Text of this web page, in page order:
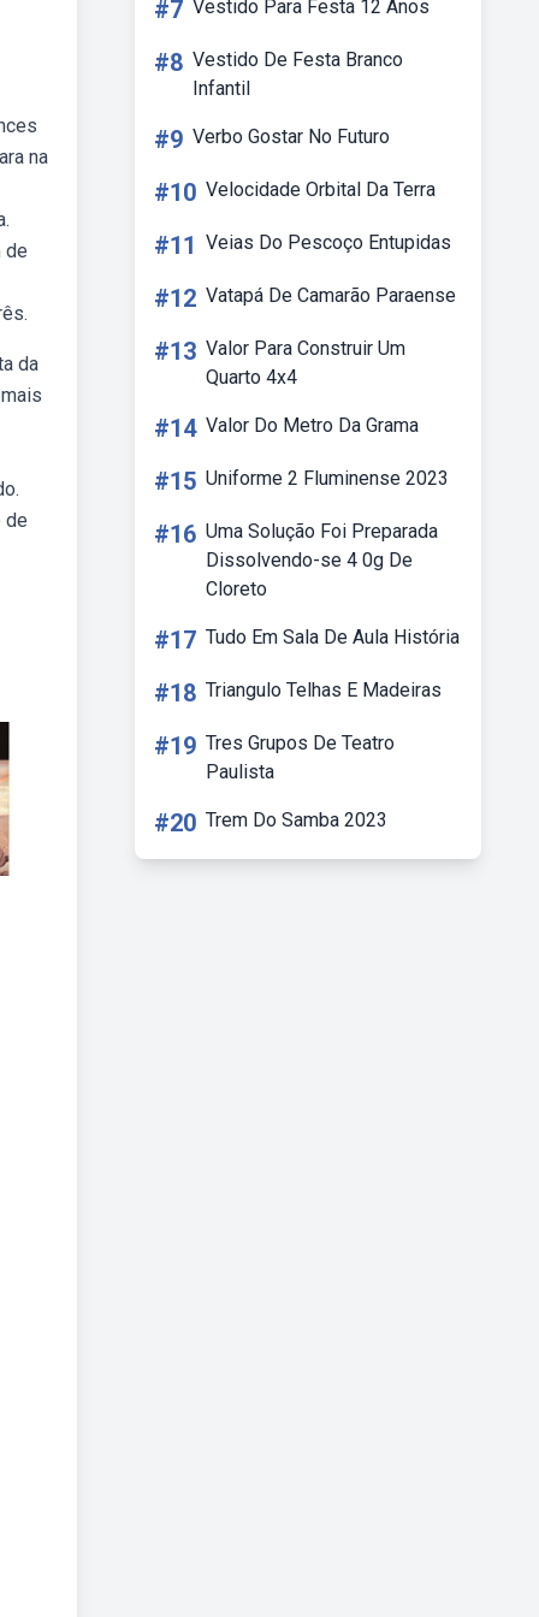
na
de
da
de
#7 Vestido Para Festa 12 Anos
#8 Vestido De Festa Branco
Infantil
#9 Verbo Gostar No Futuro
#10 Velocidade Orbital Da Terra
#11 Veias Do Pescoço Entupidas
#12 Vatapá De Camarão Paraense
#13 Valor Para Construir Um
Quarto 4x4
#14 Valor Do Metro Da Grama
#15 Uniforme 2 Fluminense 2023
#16 Uma Solução Foi Preparada
Dissolvendo-se 4 0g De
Cloreto
#17 Tudo Em Sala De Aula História
#18 Triangulo Telhas E Madeiras
#19 Tres Grupos De Teatro
Paulista
#20 Trem Do Samba 2023